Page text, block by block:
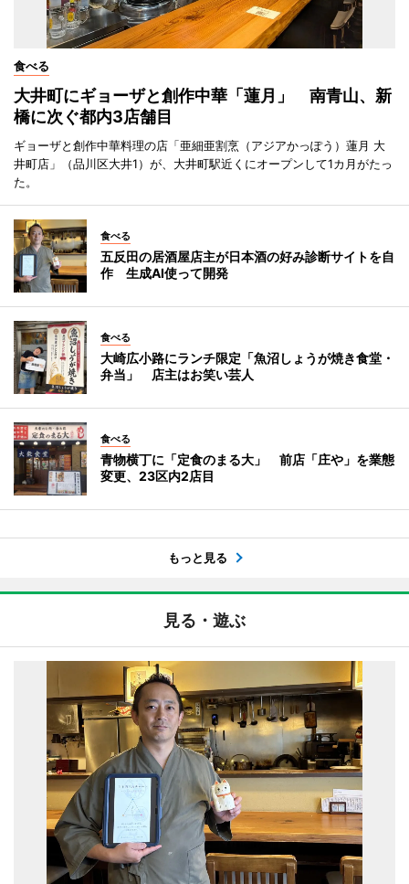
食べる
大井町にギョーザと創作中華「蓮月」 南青山、新
橋に次ぐ都内3店舗目
ギョーザと創作中華料理の店「亜細亜割烹（アジアかっぽう）蓮月 大
井町店」（品川区大井1）が、大井町駅近くにオープンして1カ月がたっ
た。
食べる
五反田の居酒屋店主が日本酒の好み診断サイトを自
作 生成AI使って開発
食べる
大崎広小路にランチ限定「魚沼しょうが焼き食堂・
弁当」 店主はお笑い芸人
食べる
青物横丁に「定食のまる大」 前店「庄や」を業態
変更、23区内2店目
もっと見る
見る・遊ぶ